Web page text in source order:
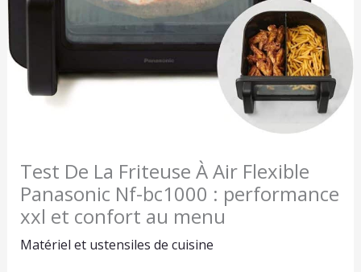
Test De La Friteuse À Air Flexible
Panasonic Nf-bc1000 : performance
xxl et confort au menu
Matériel et ustensiles de cuisine